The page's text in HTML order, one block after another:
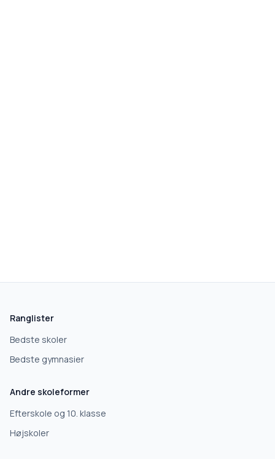
Hvad leder du efter?
Grundskole
10. klasse
Ranglister
Bedste skoler
Bedste gymnasier
Andre skoleformer
Efterskole og 10. klasse
Højskoler